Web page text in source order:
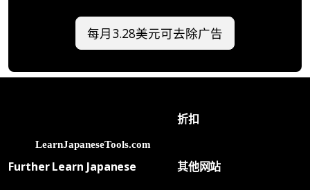
每月3.28美元可去除广告
折扣
Further Learn Japanese 其他网站